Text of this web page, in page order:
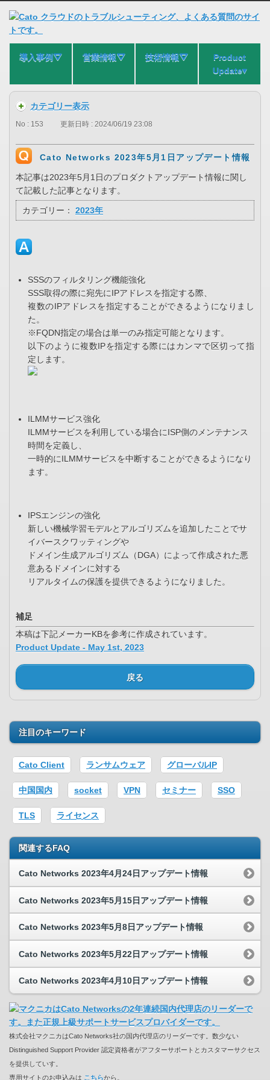
導入事例⛛ 営業情報⛛ 技術情報⛛
Product
Update▾
カテゴリー表示
No : 153 更新日時 : 2024/06/19 23:08
Cato Networks 2023年5月1日アップデート情報
本記事は2023年5月1日のプロダクトアップデート情報に関し
て記載した記事となります。
カテゴリー： 2023年
SSSのフィルタリング機能強化
SSS取得の際に宛先にIPアドレスを指定する際、
複数のIPアドレスを指定することができるようになりまし
た。
※FQDN指定の場合は単一のみ指定可能となります。
以下のように複数IPを指定する際にはカンマで区切って指
定します。
ILMMサービス強化
ILMMサービスを利用している場合にISP側のメンテナンス
時間を定義し、
一時的にILMMサービスを中断することができるようになり
ます。
IPSエンジンの強化
新しい機械学習モデルとアルゴリズムを追加したことでサ
イバースクワッティングや
ドメイン生成アルゴリズム（DGA）によって作成された悪
意あるドメインに対する
リアルタイムの保護を提供できるようになりました。
補足
本稿は下記メーカーKBを参考に作成されています。
Product Update - May 1st, 2023
戻る
注目のキーワード
Cato Client ランサムウェア グローバルIP
中国国内 socket VPN セミナー SSO
TLS ライセンス
関連するFAQ
Cato Networks 2023年4月24日アップデート情報
Cato Networks 2023年5月15日アップデート情報
Cato Networks 2023年5月8日アップデート情報
Cato Networks 2023年5月22日アップデート情報
Cato Networks 2023年4月10日アップデート情報
株式会社マクニカはCato Networks社の国内代理店のリーダーです。数少ない
Distinguished Support Provider 認定資格者がアフターサポートとカスタマーサクセス
を提供していす。
専用サイトのお申込みは こちらから。